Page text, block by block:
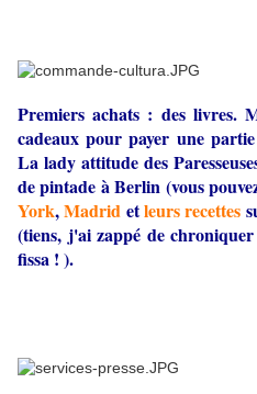
Premiers achats : des livres.
cadeaux pour payer une
La lady attitude des
de pintade à Berlin (vous
York,Madrid etleurs recettes
(tiens, j'ai zappé de
fissa ! ).